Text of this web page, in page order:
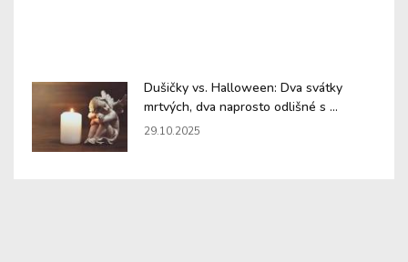
Dušičky vs. Halloween: Dva svátky
mrtvých, dva naprosto odlišné s ...
29.10.2025